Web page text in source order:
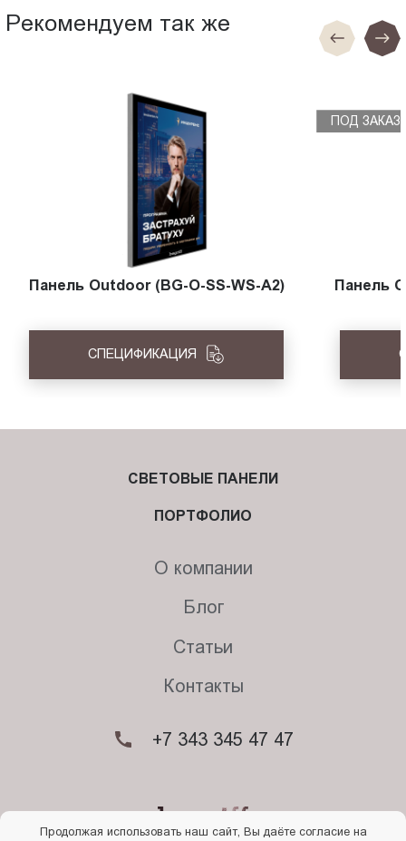
Рекомендуем так же
Панель Outdoor (BG-O-SS-WS-A2)
СПЕЦИФИКАЦИЯ
ПОД ЗАКАЗ
Панель
СВЕТОВЫЕ ПАНЕЛИ
ПОРТФОЛИО
О компании
Блог
Статьи
Контакты
+7 343 345 47 47
Продолжая использовать наш сайт, Вы даёте согласие на